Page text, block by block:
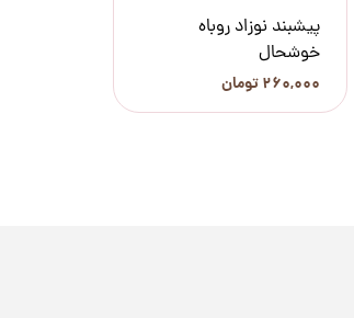
پیشبند نوزاد روباه
خوشحال
۲۶۰,۰۰۰ تومان